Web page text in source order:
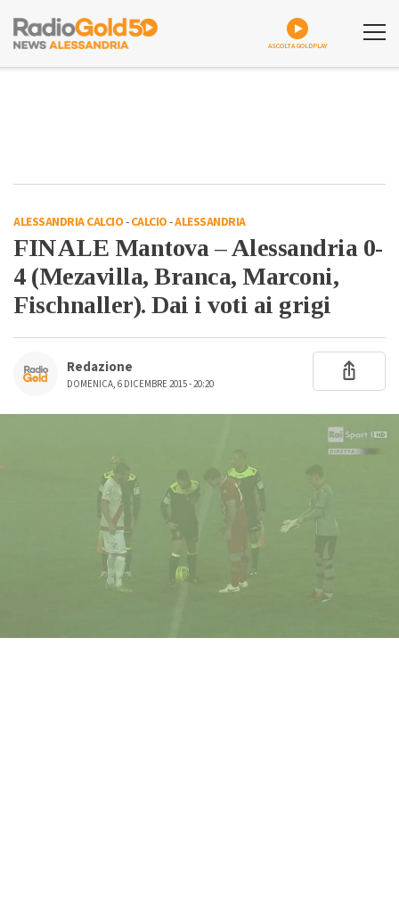
ASCOLTA GOLDPLAY
ALESSANDRIA CALCIO-CALCIO-ALESSANDRIA
FINALE Mantova – Alessandria 0-
4 (Mezavilla, Branca, Marconi,
Fischnaller). Dai i voti ai grigi
Redazione
DOMENICA, 6 DICEMBRE 2015 - 20:20